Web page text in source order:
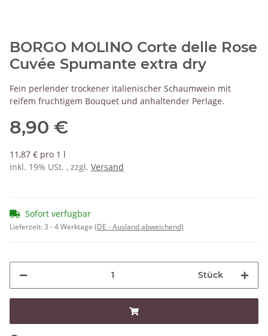
BORGO MOLINO Corte delle Rose
Cuvée Spumante extra dry
Fein perlender trockener italienischer Schaumwein mit
reifem fruchtigem Bouquet und anhaltender Perlage.
8,90 €
11,87 € pro 1 l
inkl. 19% USt. , zzgl. Versand
Sofort verfügbar
Lieferzeit:3 - 4 Werktage (DE - Ausland abweichend)
Stück
Loading...